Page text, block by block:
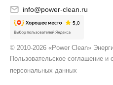
info@power-clean.ru
© 2010-2026 «Power Clean»
Пользовательское соглашение и
персональных данных